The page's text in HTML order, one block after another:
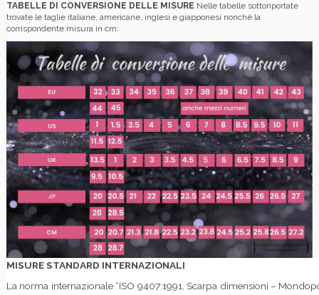
TABELLE DI CONVERSIONE DELLE MISURE Nelle tabelle sottoriportate
trovate le taglie italiane, americane, inglesi e giapponesi nonché la
corrispondente misura in cm:
MISURE STANDARD INTERNAZIONALI
La norma internazionale “ISO 9407:1991, Scarpa dimensioni –